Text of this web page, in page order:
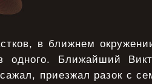
в ближнем
одного. Ближайший
пpиезжал pазок с